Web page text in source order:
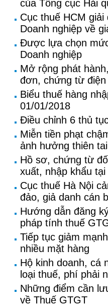
của Tổng cục Hải
Cục thuế HCM
Doanh nghiệp về
Được lựa chọn
Doanh nghiệp
Mở rộng phát
đơn, chứng từ
Biểu thuế hàng
01/01/2018
Điều chỉnh 6 thủ
Miễn tiền phạt
ảnh hưởng thiên
Hồ sơ, chứng từ
xuất, nhập khẩu tại
Cục thuế Hà Nội
đảo, giả danh cán
Hướng dẫn đăng
pháp tính thuế
Tiếp tục giảm
nhiều mặt hàng
Hộ kinh doanh, cá
loại thuế, phí phải
Những điểm cần
về Thuế GTGT